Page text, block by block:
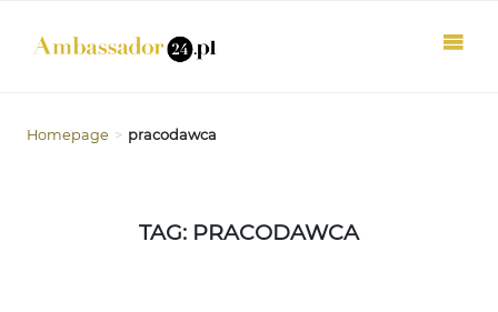
Homepage > pracodawca
TAG: PRACODAWCA